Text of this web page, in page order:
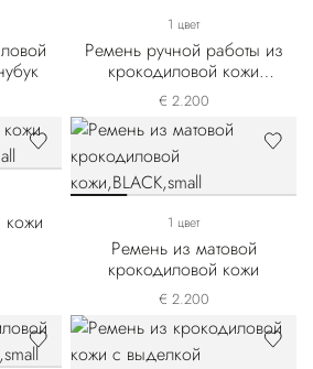
1 цвет
Ремень ручной работы из
крокодиловой кожи
Diamante
€ 2.200
кожи
1 цвет
Ремень из матовой
крокодиловой кожи
€ 2.200